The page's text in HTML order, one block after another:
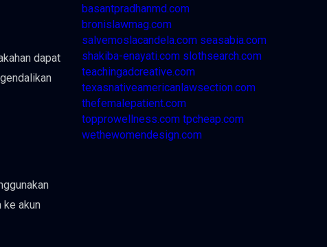
dapat
ke akun
basantpradhanmd.com
bronislawmag.com
salvemoslacandela.com seasabia.com
shakiba-enayati.com slothsearch.com
teachingadcreative.com
texasnativeamericanlawsection.com
thefemalepatient.com
topprowellness.com tpcheap.com
wethewomendesign.com